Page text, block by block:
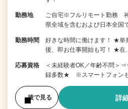
勤務地
ご自宅※フルリモート勤務
県全域を含むおよび日本全国
勤務時間
好きな時間に働けます！ ★
後、即お仕事開始も可！ ★在…
応募資格
＜未経験者OK／年齢不問＞
録多数★ ※スマートフォンも
後で見る 詳